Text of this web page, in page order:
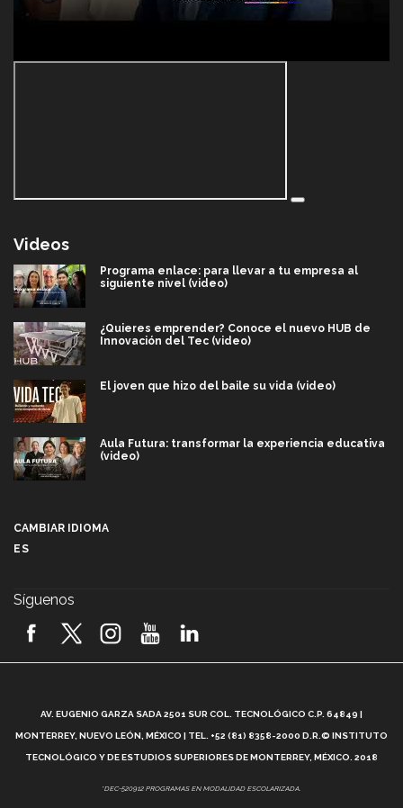
Videos
Programa enlace: para llevar a tu empresa al
siguiente nivel (video)
¿Quieres emprender? Conoce el nuevo HUB de
Innovación del Tec (video)
El joven que hizo del baile su vida (video)
Aula Futura: transformar la experiencia educativa
(video)
2026! (video)
¿Cómo es el Modelo Educativo Tec? (video)
Vida Tec: Feminismo e Inteligencia Artificial, Paola
CAMBIAR IDIOMA
ES
Síguenos
AV. EUGENIO GARZA SADA 2501 SUR COL. TECNOLÓGICO C.P. 64849 |
MONTERREY, NUEVO LEÓN, MÉXICO | TEL. +52 (81) 8358-2000 D.R.© INSTITUTO
TECNOLÓGICO Y DE ESTUDIOS SUPERIORES DE MONTERREY, MÉXICO. 2018
*DEC-520912 PROGRAMAS EN MODALIDAD ESCOLARIZADA.